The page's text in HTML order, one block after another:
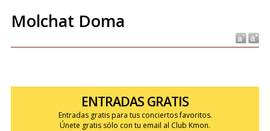
Molchat Doma
ENTRADAS GRATIS
Entradas gratis para tus conciertos favoritos.
Únete gratis sólo con tu email al Club Kmon.